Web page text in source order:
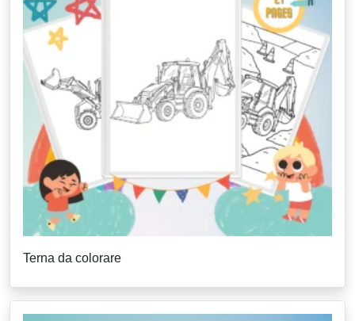
Terna da colorare